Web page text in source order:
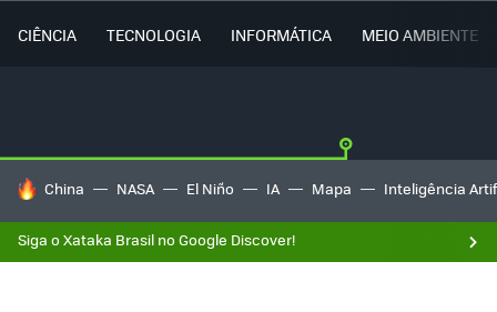
CIÊNCIA TECNOLOGIA INFORMÁTICA MEIO AMBIENTE
TENDÊNCIAS DO DIA
China NASA El Niño IA Mapa Inteligência
Siga o Xataka Brasil no Google Discover!